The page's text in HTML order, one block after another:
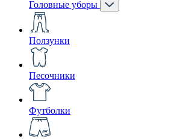
Головные уборы
Ползунки
Песочники
Футболки